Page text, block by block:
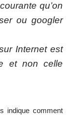
qu’on
ou googler
Internet est
et non celle
indique comment